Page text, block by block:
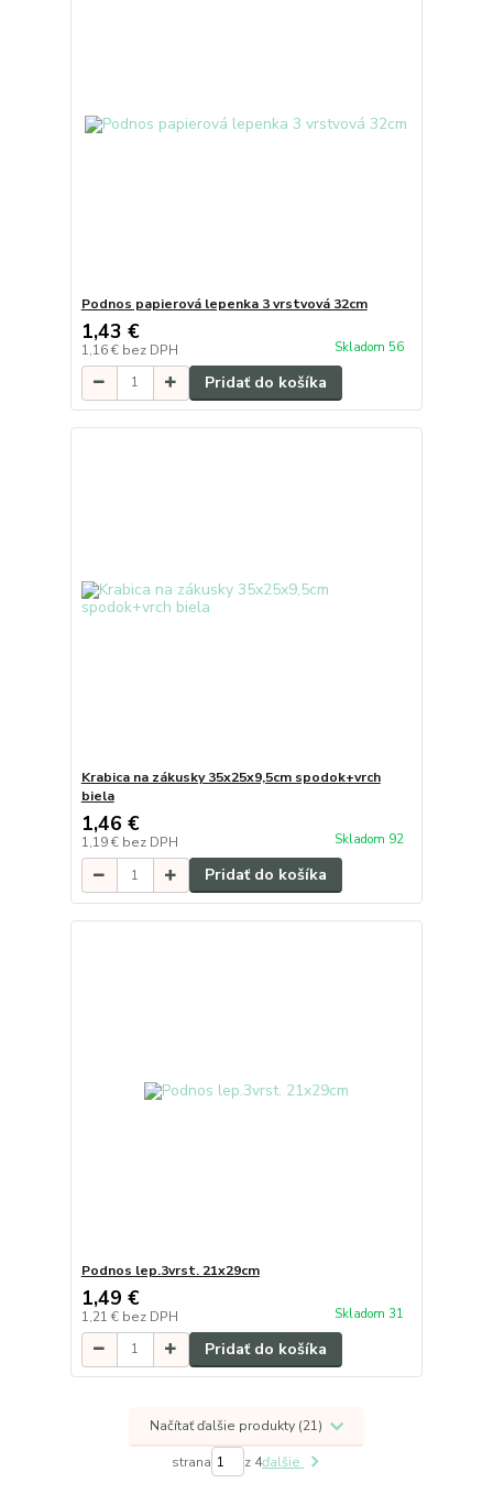
Podnos papierová lepenka 3 vrstvová 32cm
1,43 €
1,16 € bez DPH Skladom 56
Pridať do košíka
Krabica na zákusky 35x25x9,5cm spodok+vrch
biela
1,46 €
1,19 € bez DPH Skladom 92
Pridať do košíka
Podnos lep.3vrst. 21x29cm
1,49 €
1,21 € bez DPH Skladom 31
Pridať do košíka
Načítať ďalšie produkty (21)
strana z 4ďalšie